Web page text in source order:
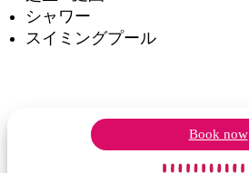
シャワー
スイミングプール
Book now